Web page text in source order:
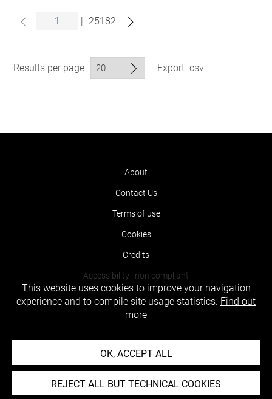
| 25182
Results per page Export .csv
About
Contact Us
Terms of use
Cookies
Credits
Accessibility : non compliant
This website uses cookies to improve your navigation
experience and to compile site usage statistics. Find out
more
OK, ACCEPT ALL
REJECT ALL BUT TECHNICAL COOKIES